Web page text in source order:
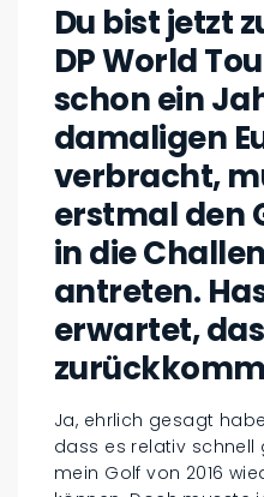
Du bist jetzt
DP World
schon ein
damaligen
verbracht,
erstmal den
in die
antreten.
erwartet,
Ja, ehrlich gesagt
dass es relativ schnell
mein Golf von 2016